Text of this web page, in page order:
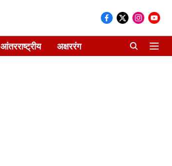
आंतरराष्ट्रीय अक्षररंग